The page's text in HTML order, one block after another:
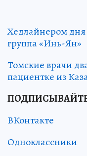
Хедлайнером
группа «Инь-Ян»
Томские врачи
пациентке из
ВКонтакте
Одноклассники